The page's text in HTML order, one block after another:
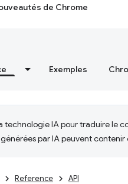
de Chrome
Exemples
technologie IA pour traduire le
par IA peuvent contenir
Reference API